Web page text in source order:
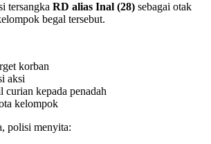
tersangka RD alias Inal (28) sebagai otak
begal tersebut.
korban
aksi
curian kepada penadah
kelompok
polisi menyita: